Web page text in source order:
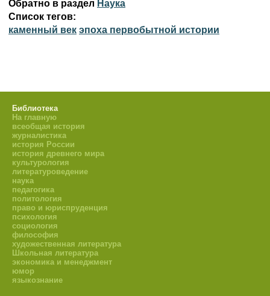
Обратно в раздел Наука
Список тегов:
каменный век эпоха первобытной истории
Библиотека
На главную
всеобщая история
журналистика
история России
история древнего мира
культурология
литературоведение
наука
педагогика
политология
право и юриспруденция
психология
социология
философия
художественная литература
Школьная литература
экономика и менеджмент
юмор
языкознание